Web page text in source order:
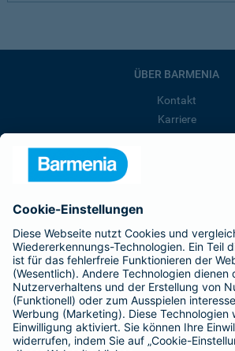
ÜBER BARMENIA
Kontakt
Karriere
Barmenia ist Teil der
BELIEBTE SEITEN
Kranken-
Tierversicherungen
Haftpflichtversicherung
Hausratversicherung